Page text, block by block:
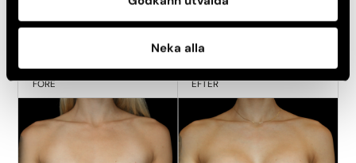
Neka alla
FÖRE EFTER